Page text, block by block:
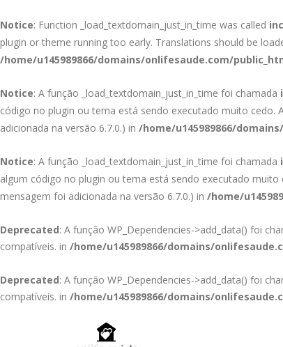
Notice: Function _load_textdomain_just_in_time was called
plugin or theme running too early. Translations should be
/home/u145989866/domains/onlifesaude.com/
Notice: A função _load_textdomain_just_in_time foi chamada
código no plugin ou tema está sendo executado muito cedo.
adicionada na versão 6.7.0.) in /home/u145989866/
Notice: A função _load_textdomain_just_in_time foi chamada
algum código no plugin ou tema está sendo executado
mensagem foi adicionada na versão 6.7.0.) in /home/
Deprecated: A função WP_Dependencies->add_data() foi
compatíveis. in /home/u145989866/domains/
Deprecated: A função WP_Dependencies->add_data() foi
compatíveis. in /home/u145989866/domains/